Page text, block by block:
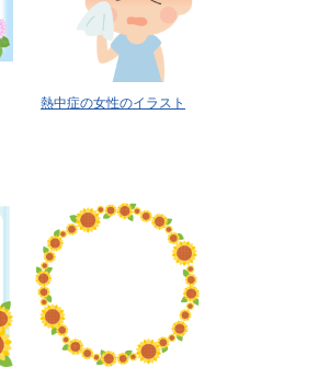
熱中症の女性のイラスト